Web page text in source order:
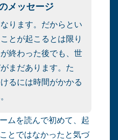
メッセージ
ります。だからとい
とが起こるとは限り
終わった後でも、世
まだあります。た
るには時間がかかる
ムを読んで初めて、起
とではなかったと気づ
中と窓の外を見る
にあるもので触れ